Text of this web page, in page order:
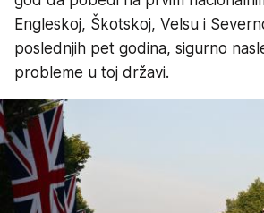
Engleskoj, Škotskoj, Velsu i
poslednjih pet godina, sigurno
probleme u toj državi.